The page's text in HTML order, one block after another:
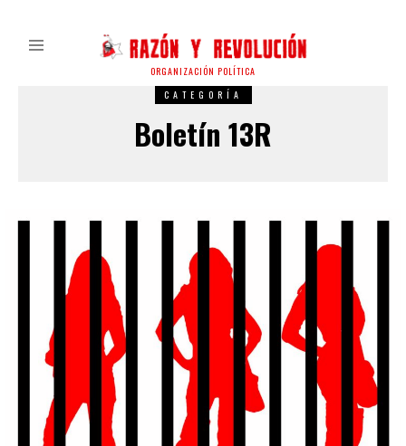
ORGANIZACIÓN POLÍTICA
CATEGORÍA
Boletín 13R